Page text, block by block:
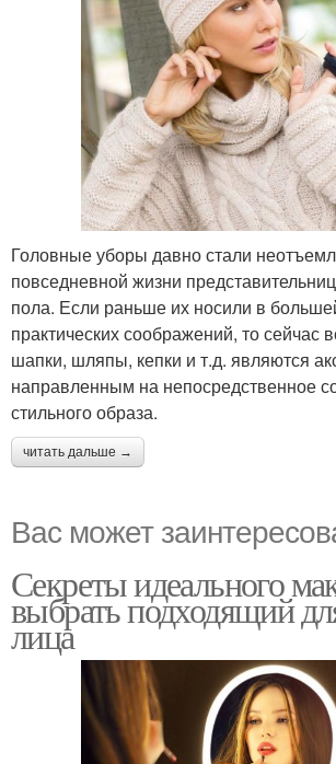
Головные уборы давно стали
повседневной жизни
пола. Если раньше их носили в
практических соображений, то сейчас
шапки, шляпы, кепки и т.д. являются
направленным на непосредственное
стильного образа.
читать дальше →
Вас может
Секреты идеального
выбрать подходящий
лица